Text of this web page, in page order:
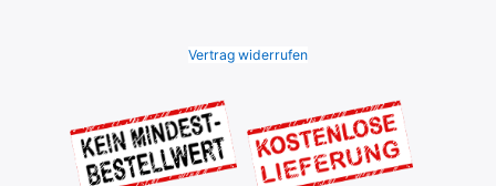
Vertrag widerrufen